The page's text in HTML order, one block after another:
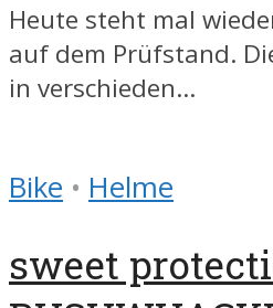
Heute steht mal
auf dem Prüfstand.
in verschieden...
Bike • Helme
sweet